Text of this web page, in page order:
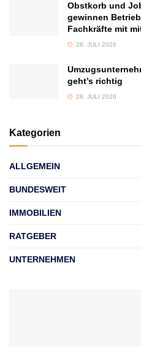
Obstkorb und
gewinnen
Fachkräfte mit
28. JULI 2026
geht’s richtig
28. JULI 2026
Kategorien
ALLGEMEIN
BUNDESWEIT
IMMOBILIEN
RATGEBER
UNTERNEHMEN